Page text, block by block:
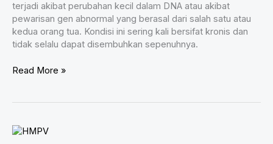
terjadi akibat perubahan kecil dalam DNA atau akibat
pewarisan gen abnormal yang berasal dari salah satu atau
kedua orang tua. Kondisi ini sering kali bersifat kronis dan
tidak selalu dapat disembuhkan sepenuhnya.
Mengungkap
yang
Read More »